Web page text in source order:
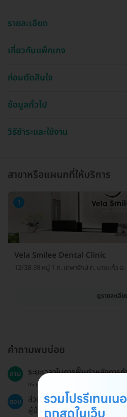
รายละเอียด
เกี่ยวกับแพ็กเกจ
ก่อนตัดสินใจ
ข้อมูลทั่วไป
วิธีชำระและใช้งาน
สาขาหรือแผนกที่ให้บริการ
1
Vela Smilee Dental Clinic
12/38-39 หมู่ 1 ถ. เทพารักษ์ ต. บางเเก้ว
ดูรายละเอีย
คำถามพบบ่อย
ถาม ระยะเวลาในการฟื้นตัวหลังการ
05 ม.ค. 2023
ตอบ
ส่วนใหญ่จะไม่มีระยะเวลาฟื้นตัวน
ผู้ป่วยสามารถกลับไปใช้ชีวิตประจ